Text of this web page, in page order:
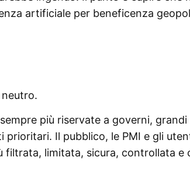
artificiale per beneficenza
neutro.
più riservate a governi,
Il pubblico, le PMI e gli
filtrata, limitata, sicura, controllata e